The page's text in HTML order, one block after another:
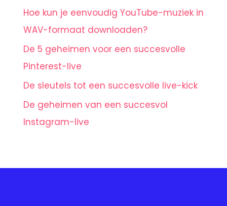
Hoe kun je eenvoudig YouTube-muziek in
WAV-formaat downloaden?
De 5 geheimen voor een succesvolle
Pinterest-live
De sleutels tot een succesvolle live-kick
De geheimen van een succesvol
Instagram-live